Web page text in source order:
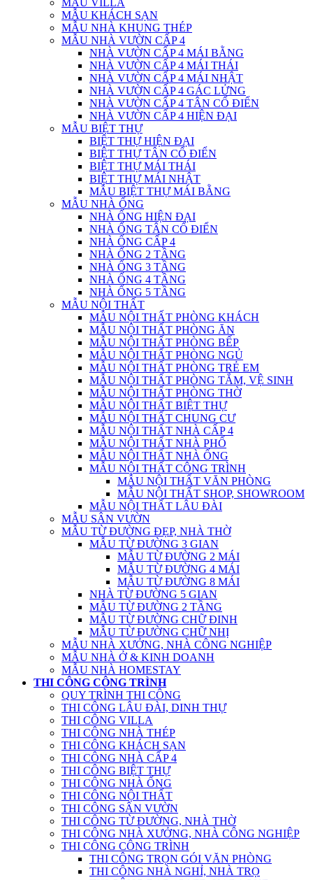
MẪU VILLA
MẪU KHÁCH SẠN
MẪU NHÀ KHUNG THÉP
MẪU NHÀ VƯỜN CẤP 4
NHÀ VƯỜN CẤP 4 MÁI BẰNG
NHÀ VƯỜN CẤP 4 MÁI THÁI
NHÀ VƯỜN CẤP 4 MÁI NHẬT
NHÀ VƯỜN CẤP 4 GÁC LỬNG
NHÀ VƯỜN CẤP 4 TÂN CỔ ĐIỂN
NHÀ VƯỜN CẤP 4 HIỆN ĐẠI
MẪU BIỆT THỰ
BIỆT THỰ HIỆN ĐẠI
BIỆT THỰ TÂN CỔ ĐIỂN
BIỆT THỰ MÁI THÁI
BIỆT THỰ MÁI NHẬT
MẪU BIỆT THỰ MÁI BẰNG
MẪU NHÀ ỐNG
NHÀ ỐNG HIỆN ĐẠI
NHÀ ỐNG TÂN CỔ ĐIỂN
NHÀ ỐNG CẤP 4
NHÀ ỐNG 2 TẦNG
NHÀ ỐNG 3 TẦNG
NHÀ ỐNG 4 TẦNG
NHÀ ỐNG 5 TẦNG
MẪU NỘI THẤT
MẪU NỘI THẤT PHÒNG KHÁCH
MẪU NỘI THẤT PHÒNG ĂN
MẪU NỘI THẤT PHÒNG BẾP
MẪU NỘI THẤT PHÒNG NGỦ
MẪU NỘI THẤT PHÒNG TRẺ EM
MẪU NỘI THẤT PHÒNG TẮM, VỆ SINH
MẪU NỘI THẤT PHÒNG THỜ
MẪU NỘI THẤT BIỆT THỰ
MẪU NỘI THẤT CHUNG CƯ
MẪU NỘI THẤT NHÀ CẤP 4
MẪU NỘI THẤT NHÀ PHỐ
MẪU NỘI THẤT NHÀ ỐNG
MẪU NỘI THẤT CÔNG TRÌNH
MẪU NỘI THẤT VĂN PHÒNG
MẪU NỘI THẤT SHOP, SHOWROOM
MẪU NỘI THẤT LÂU ĐÀI
MẪU SÂN VƯỜN
MẪU TỪ ĐƯỜNG ĐẸP, NHÀ THỜ
MẪU TỪ ĐƯỜNG 3 GIAN
MẪU TỪ ĐƯỜNG 2 MÁI
MẪU TỪ ĐƯỜNG 4 MÁI
MẪU TỪ ĐƯỜNG 8 MÁI
NHÀ TỪ ĐƯỜNG 5 GIAN
MẪU TỪ ĐƯỜNG 2 TẦNG
MẪU TỪ ĐƯỜNG CHỮ ĐINH
MẪU TỪ ĐƯỜNG CHỮ NHỊ
MẪU NHÀ XƯỞNG, NHÀ CÔNG NGHIỆP
MẪU NHÀ Ở & KINH DOANH
MẪU NHÀ HOMESTAY
THI CÔNG CÔNG TRÌNH
QUY TRÌNH THI CÔNG
THI CÔNG LÂU ĐÀI, DINH THỰ
THI CÔNG VILLA
THI CÔNG NHÀ THÉP
THI CÔNG KHÁCH SẠN
THI CÔNG NHÀ CẤP 4
THI CÔNG BIỆT THỰ
THI CÔNG NHÀ ỐNG
THI CÔNG NỘI THẤT
THI CÔNG SÂN VƯỜN
THI CÔNG TỪ ĐƯỜNG, NHÀ THỜ
THI CÔNG NHÀ XƯỞNG, NHÀ CÔNG NGHIỆP
THI CÔNG CÔNG TRÌNH
THI CÔNG TRỌN GÓI VĂN PHÒNG
THI CÔNG NHÀ NGHỈ, NHÀ TRỌ